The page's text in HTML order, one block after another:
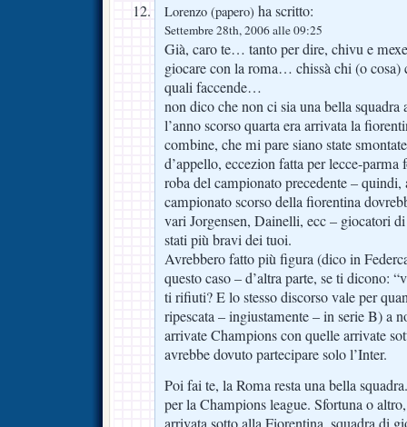
Lorenzo (papero) ha scritto:
Settembre 28th, 2006 alle 09:25
Già, caro te… tanto per dire, chivu e
giocare con la roma… chissà chi (o cosa)
quali faccende…
non dico che non ci sia una bella
l’anno scorso quarta era arrivata la
combine, che mi pare siano state
d’appello, eccezion fatta per lecce-
roba del campionato precedente – quindi,
campionato scorso della fiorentina
vari Jorgensen, Dainelli, ecc – giocatori
stati più bravi dei tuoi.
Avrebbero fatto più figura (dico in
questo caso – d’altra parte, se ti dicono:
ti rifiuti? E lo stesso discorso vale per
ripescata – ingiustamente – in serie B) a
arrivate Champions con quelle arrivate
avrebbe dovuto partecipare solo l’Inter.
Poi fai te, la Roma resta una bella
per la Champions league. Sfortuna o